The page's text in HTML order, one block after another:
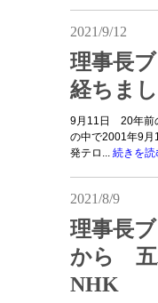
2021/9/12
理事長
経ちま
9月11日 20年前
の中で2001年9月
発テロ... 続きを読
2021/8/9
理事長
から 五
NHK